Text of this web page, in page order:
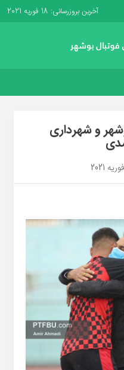
آخرین بروزرسانی: 18 فوریه 2021
و شهرداری